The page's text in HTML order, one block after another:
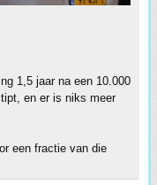
1,5 jaar na een 10.000
en er is niks meer
een fractie van die